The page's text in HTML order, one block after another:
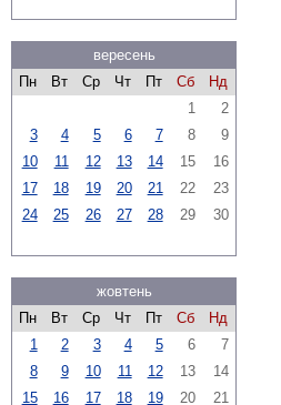
вересень
Пн
Вт Ср Чт Пт Сб
Нд
1
2
3
4 5 6 7 8
9
10
11 12 13 14 15
16
17
18 19 20 21 22
23
24
25 26 27 28 29 30
жовтень
Пн
Вт Ср Чт Пт Сб
Нд
1
2 3 4 5 6
7
8
9 10 11 12 13
14
15
16 17 18 19 20 21